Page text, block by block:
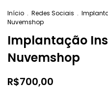
Início . Redes Sociais .
Nuvemshop
Implantação
Nuvemshop
R$700,00